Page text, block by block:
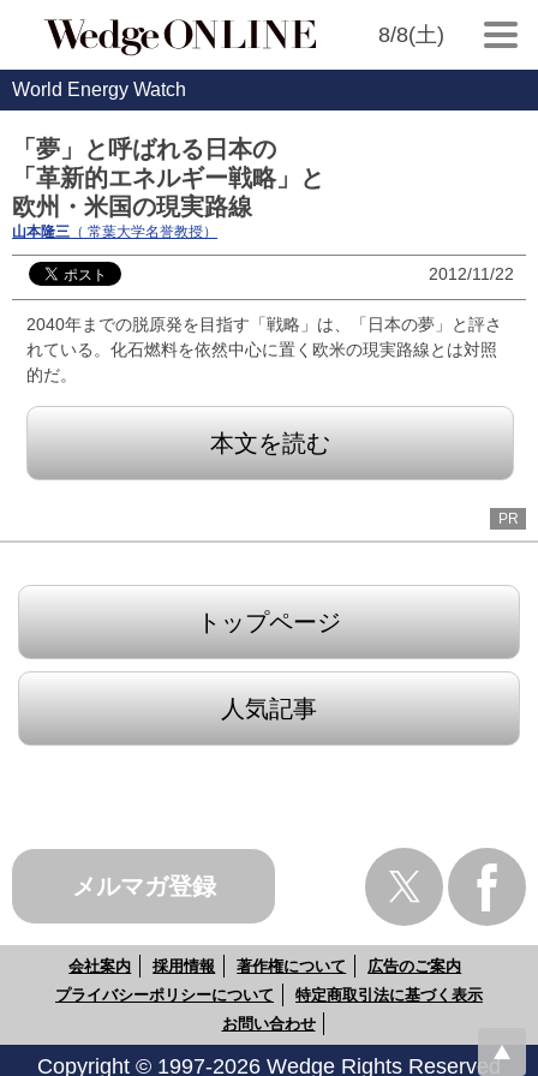
8/8(土)
World Energy Watch
「夢」と呼ばれる日本の
「革新的エネルギー戦略」と
欧州・米国の現実路線
山本隆三 （ 常葉大学名誉教授）
2012/11/22
2040年までの脱原発を目指す「戦略」は、「日本の夢」と評さ
れている。化石燃料を依然中心に置く欧米の現実路線とは対照
的だ。
本文を読む
PR
トップページ
人気記事
メルマガ登録
会社案内 採用情報 著作権について
広告のご案内
プライバシーポリシーについて
特定商取引法に基づく表示
お問い合わせ
Copyright © 1997-2026 Wedge Rights Reserved